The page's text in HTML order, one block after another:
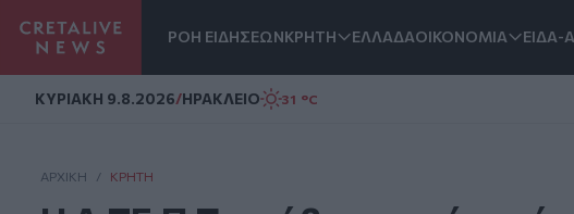
ΡΟΗ ΕΙΔΗΣΕΩΝΚΡΗΤΗ ΕΛΛΑΔΑΟΙΚΟΝΟΜΙΑ ΕΙΔΑ-
ΚΥΡΙΑΚΗ 9.8.2026/ΗΡΑΚΛΕΙΟ 31 °C
ΑΡΧΙΚΗ / ΚΡΉΤΗ